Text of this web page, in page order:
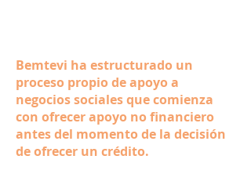
Bemtevi ha estructurado un
proceso propio de apoyo a
negocios sociales que comienza
con ofrecer apoyo no financiero
antes del momento de la decisión
de ofrecer un crédito.